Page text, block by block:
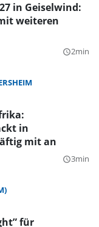
in Geiselwind:
weiteren
query_builder2min
in
mit an
query_builder3min
für